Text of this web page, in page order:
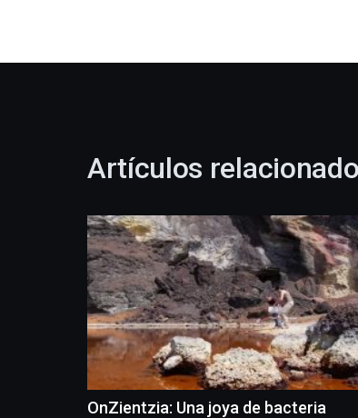
Artículos
OnZientzia: Una joya de bacteria